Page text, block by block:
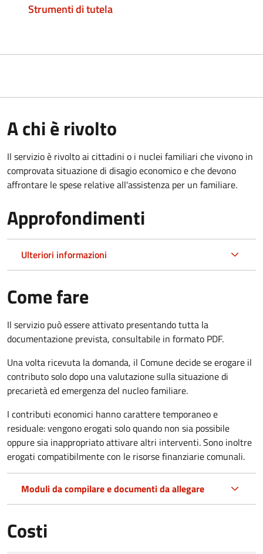
Strumenti di tutela
A chi è rivolto
Il servizio è rivolto ai cittadini o i nuclei familiari che vivono in
comprovata situazione di disagio economico e che devono
affrontare le spese relative all'assistenza per un familiare.
Approfondimenti
Ulteriori informazioni
Come fare
Il servizio può essere attivato presentando tutta la
documentazione prevista, consultabile in formato PDF.
Una volta ricevuta la domanda, il Comune decide se erogare il
contributo solo dopo una valutazione sulla situazione di
precarietà ed emergenza del nucleo familiare.
I contributi economici hanno carattere temporaneo e
residuale: vengono erogati solo quando non sia possibile
oppure sia inappropriato attivare altri interventi. Sono inoltre
erogati compatibilmente con le risorse finanziarie comunali.
Moduli da compilare e documenti da allegare
Costi